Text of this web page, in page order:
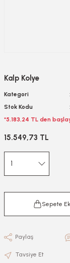
Kalp Kolye
Kategori
Stok Kodu
*5.183,24 TL den
15.549,73 TL
Sepete
Tavsiye Et
Paylaş